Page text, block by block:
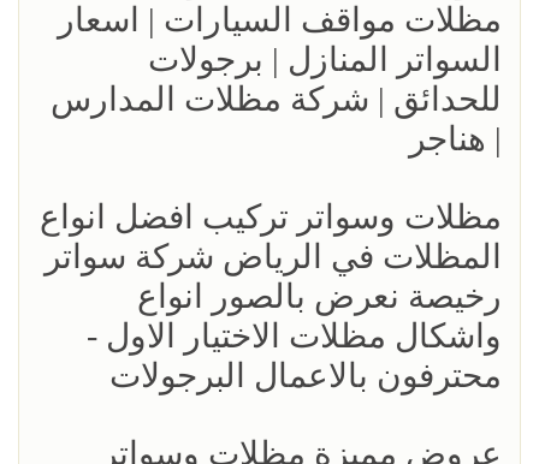
مظلات مواقف السيارات | اسعار
السواتر المنازل | برجولات
للحدائق | شركة مظلات المدارس
| هناجر
مظلات وسواتر تركيب افضل انواع
المظلات في الرياض شركة سواتر
رخيصة نعرض بالصور انواع
واشكال مظلات الاختيار الاول -
محترفون بالاعمال البرجولات
عروض مميزة مظلات وسواتر